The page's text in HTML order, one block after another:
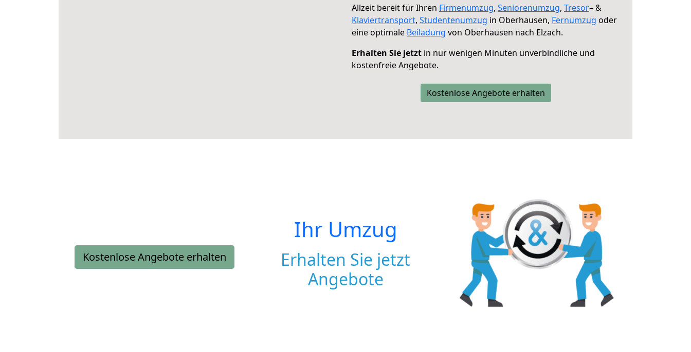
Allzeit bereit für Ihren Firmenumzug, Seniorenumzug, Tresor– &
Klaviertransport, Studentenumzug in Oberhausen, Fernumzug oder
eine optimale Beiladung von Oberhausen nach Elzach.
Erhalten Sie jetzt in nur wenigen Minuten unverbindliche und
kostenfreie Angebote.
Kostenlose Angebote erhalten
Kostenlose Angebote erhalten
Ihr Umzug
Erhalten Sie jetzt
Angebote